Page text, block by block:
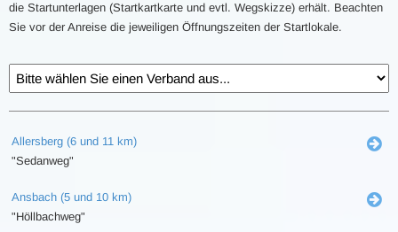
die Startunterlagen (Startkartkarte und evtl. Wegskizze) erhält. Beachten
Sie vor der Anreise die jeweiligen Öffnungszeiten der Startlokale.
Allersberg (6 und 11 km)
"Sedanweg"
Ansbach (5 und 10 km)
"Höllbachweg"